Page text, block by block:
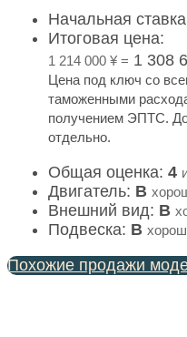
Начальная
Итоговая цена:
1 214 000 ¥ = 1 308
Цена под ключ со
таможенными
получением ЭПТС.
отдельно.
Общая оценка: 4
Двигатель: B
Внешний вид: B
Подвеска: B
Похожие продажи